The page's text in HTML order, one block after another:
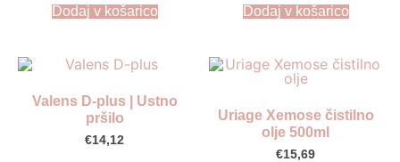
Dodaj v košarico Dodaj v košarico
Valens D-plus | Ustno
pršilo
€14,12
Uriage Xemose čistilno
olje 500ml
€15,69